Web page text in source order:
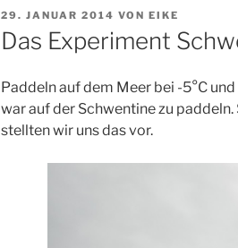
VERÖFFENTLICHT
AM
29. JANUAR 2014 VON EIKE
Das Experiment
Paddeln auf dem Meer bei -5°C
war auf der Schwentine zu
stellten wir uns das vor.